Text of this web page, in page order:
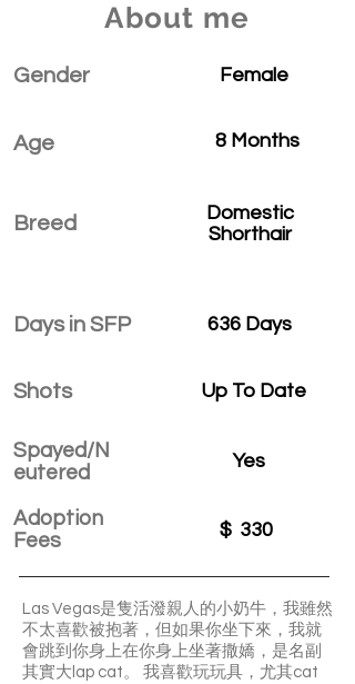
About me
Gender
Age
Breed
Days in SFP
Shots
Spayed/N
eutered
Adoption
Fees
Female
8 Months
Domestic
Shorthair
636 Days
Up To Date
Yes
$ 330
Las Vegas是隻活潑親人的小奶牛，我雖然
不太喜歡被抱著，但如果你坐下來，我就
會跳到你身上在你身上坐著撒嬌，是名副
其實大lap cat。 我喜歡玩玩具，尤其cat